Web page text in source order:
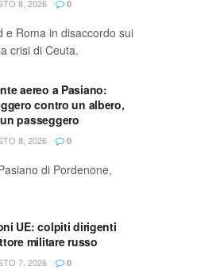
8, 2026 0
e Roma in disaccordo sui
crisi di Ceuta.
aereo a Pasiano:
contro un albero,
passeggero
8, 2026 0
di Pordenone,
UE: colpiti dirigenti
militare russo
7, 2026 0